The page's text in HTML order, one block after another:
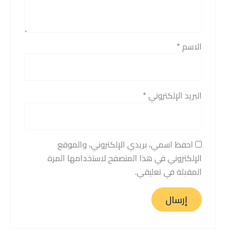
الاسم*
البريد الإلكتروني*
احفظ اسمي، بريدي الإلكتروني، والموقع
الإلكتروني في هذا المتصفح لاستخدامها المرة
المقبلة في تعليقي.